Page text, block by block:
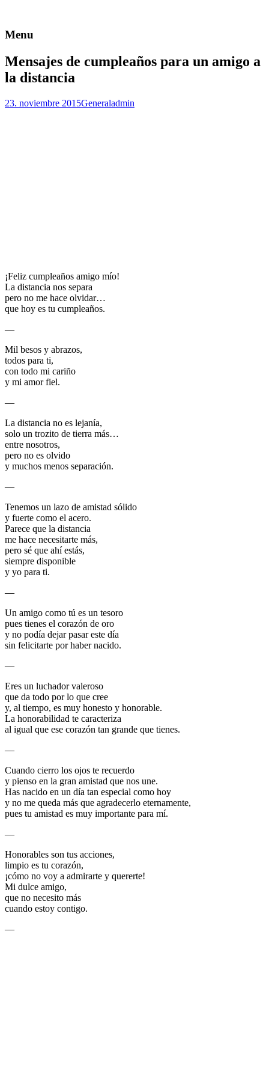
Menu
Mensajes de cumpleaños para un amigo a
la distancia
23. noviembre 2015Generaladmin
¡Feliz cumpleaños amigo mío!
La distancia nos separa
pero no me hace olvidar…
que hoy es tu cumpleaños.
—
Mil besos y abrazos,
todos para ti,
con todo mi cariño
y mi amor fiel.
—
La distancia no es lejanía,
solo un trozito de tierra más…
entre nosotros,
pero no es olvido
y muchos menos separación.
—
Tenemos un lazo de amistad sólido
y fuerte como el acero.
Parece que la distancia
me hace necesitarte más,
pero sé que ahí estás,
siempre disponible
y yo para ti.
—
Un amigo como tú es un tesoro
pues tienes el corazón de oro
y no podía dejar pasar este día
sin felicitarte por haber nacido.
—
Eres un luchador valeroso
que da todo por lo que cree
y, al tiempo, es muy honesto y honorable.
La honorabilidad te caracteriza
al igual que ese corazón tan grande que tienes.
—
Cuando cierro los ojos te recuerdo
y pienso en la gran amistad que nos une.
Has nacido en un día tan especial como hoy
y no me queda más que agradecerlo eternamente,
pues tu amistad es muy importante para mí.
—
Honorables son tus acciones,
limpio es tu corazón,
¡cómo no voy a admirarte y quererte!
Mi dulce amigo,
que no necesito más
cuando estoy contigo.
—